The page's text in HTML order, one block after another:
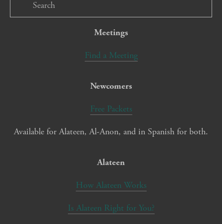
Meetings
Find a Meeting
Newcomers
Free Packets
Available for Alateen, Al-Anon, and in Spanish for both.
Alateen
How Alateen Works
Is Alateen Right for You?